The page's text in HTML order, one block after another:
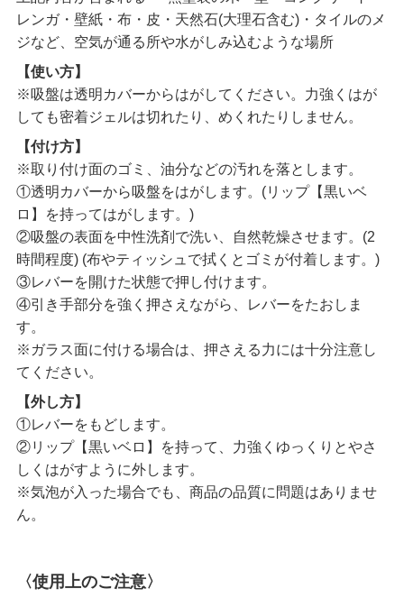
レンガ・壁紙・布・皮・天然石(大理石含む)・タイルのメ
ジなど、空気が通る所や水がしみ込むような場所
【使い方】
※吸盤は透明カバーからはがしてください。力強くはが
しても密着ジェルは切れたり、めくれたりしません。
【付け方】
※取り付け面のゴミ、油分などの汚れを落とします。
①透明カバーから吸盤をはがします。(リップ【黒いベ
ロ】を持ってはがします。)
②吸盤の表面を中性洗剤で洗い、自然乾燥させます。(2
時間程度) (布やティッシュで拭くとゴミが付着します。)
③レバーを開けた状態で押し付けます。
④引き手部分を強く押さえながら、レバーをたおしま
す。
※ガラス面に付ける場合は、押さえる力には十分注意し
てください。
【外し方】
①レバーをもどします。
②リップ【黒いベロ】を持って、力強くゆっくりとやさ
しくはがすように外します。
※気泡が入った場合でも、商品の品質に問題はありませ
ん。
〈使用上のご注意〉